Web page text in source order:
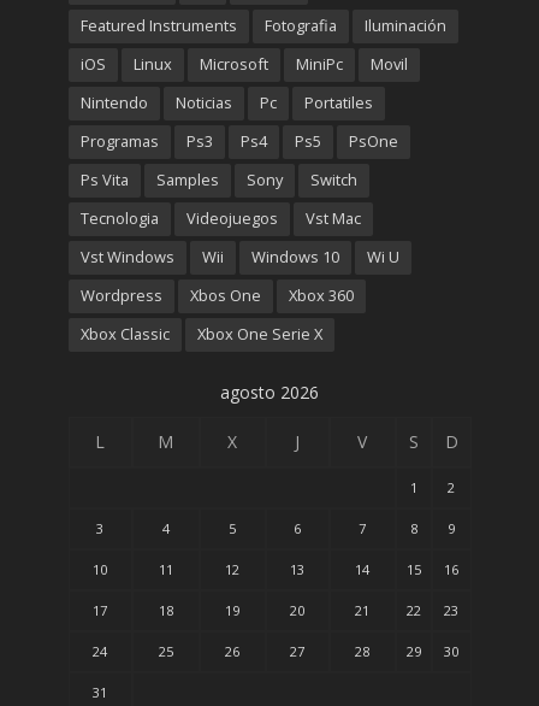
Featured Instruments
Fotografia
Iluminación
iOS
Linux Microsoft MiniPc
Movil
Nintendo
Noticias Pc
Portatiles
Programas
Ps3 Ps4 Ps5
PsOne
Ps Vita
Samples Sony
Switch
Tecnologia
Videojuegos
Vst Mac
Vst Windows
Wii Windows 10
Wi U
Wordpress
Xbos One
Xbox 360
Xbox Classic
Xbox One Serie X
agosto 2026
L M X J V S D
1 2
3 4 5 6 7 8 9
10 11 12 13 14 15 16
17 18 19 20 21 22 23
24 25 26 27 28 29 30
31